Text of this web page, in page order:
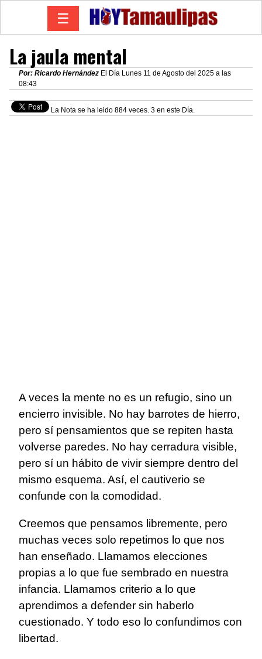
☰
La jaula mental
Por: Ricardo Hernández El Día Lunes 11 de Agosto del 2025 a las
08:43
La Nota se ha leido 884 veces. 3 en este Día.
A veces la mente no es un refugio, sino un
encierro invisible. No hay barrotes de hierro,
pero sí pensamientos que se repiten hasta
volverse paredes. No hay cerradura visible,
pero sí un hábito de vivir siempre dentro del
mismo esquema. Así, el cautiverio se
confunde con la comodidad.
Creemos que pensamos libremente, pero
muchas veces solo repetimos lo que nos
han enseñado. Llamamos elecciones
propias a lo que fue sembrado en nuestra
infancia. Llamamos criterio a lo que
aprendimos a defender sin haberlo
cuestionado. Y todo eso lo confundimos con
libertad.